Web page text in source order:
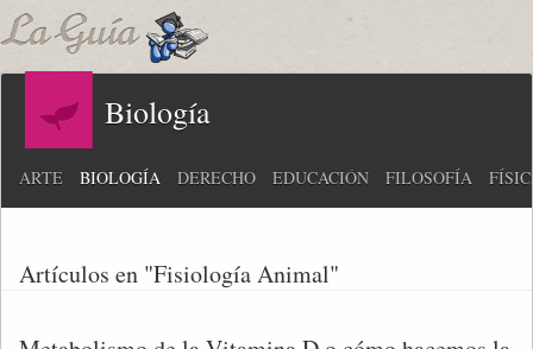
Biología
ARTE BIOLOGÍA DERECHO EDUCACIÓN FILOSOFÍA
Artículos en "Fisiología Animal"